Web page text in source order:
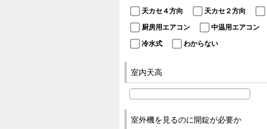
天カセ４方向 天カセ２方向
厨房用エアコン
中温用エアコン
冷水式
わからない
室内天高
室外機を見るのに開錠が必要か